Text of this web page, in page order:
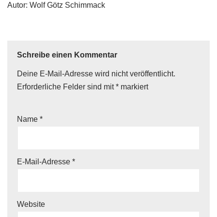
Autor: Wolf Götz Schimmack
Schreibe einen Kommentar
Deine E-Mail-Adresse wird nicht veröffentlicht.
Erforderliche Felder sind mit* markiert
Name *
E-Mail-Adresse *
Website